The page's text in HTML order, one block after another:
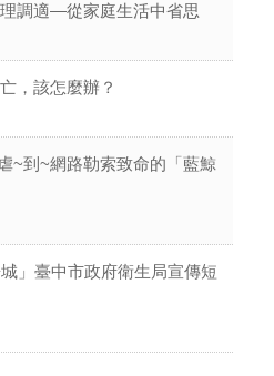
調適—從家庭生活中省思
，該怎麼辦？
~到~網路勒索致命的「藍鯨
城」臺中市政府衛生局宣傳短